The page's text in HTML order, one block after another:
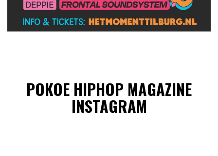
POKOE HIPHOP MAGAZINE
INSTAGRAM